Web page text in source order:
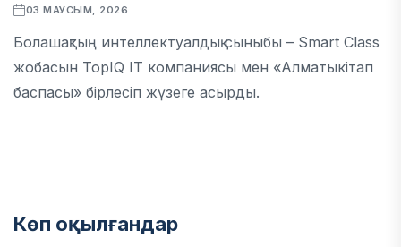
03 МАУСЫМ, 2026
Болашақтың интеллектуалдық сыныбы – Smart Class
жобасын TopIQ IT компаниясы мен «Алматыкітап
баспасы» бірлесіп жүзеге асырды.
Көп оқылғандар